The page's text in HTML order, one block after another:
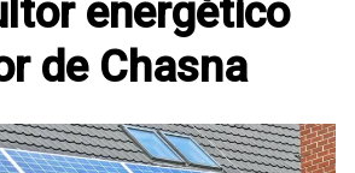
energético
de Chasna